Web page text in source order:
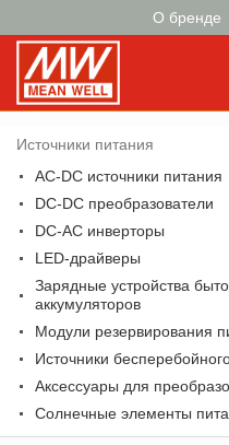
О бренде
Источники питания
AC-DC источники питания
DC-DC преобразователи
DC-AC инверторы
LED-драйверы
Зарядные устройства
аккумуляторов
Модули резервирования
Источники
Аксессуары для
Солнечные элементы